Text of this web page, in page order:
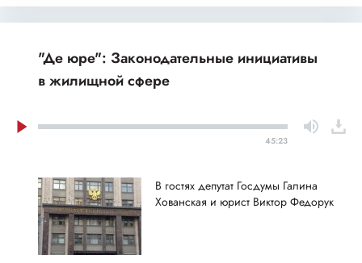
"Де юре": Законодательные инициативы
в жилищной сфере
45:23
В гостях депутат Госдумы Галина
Хованская и юрист Виктор Федорук